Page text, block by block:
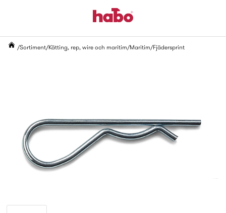
Sortiment Kätting, rep, wire och maritim Maritim Fjädersprint